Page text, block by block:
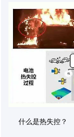
什么是热失控？